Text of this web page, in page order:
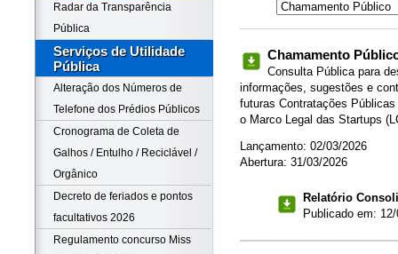
Radar da Transparência
Pública
Serviços de Utilidade
Pública
Alteração dos Números de
Telefone dos Prédios Públicos
Cronograma de Coleta de
Galhos / Entulho / Reciclável /
Orgânico
Decreto de feriados e pontos
facultativos 2026
Regulamento concurso Miss
Chamamento
Consulta Pública para
informações, sugestões e
futuras Contratações
o Marco Legal das Startups
Lançamento: 02/03/2026
Abertura: 31/03/2026
Relatório
Publicado em: